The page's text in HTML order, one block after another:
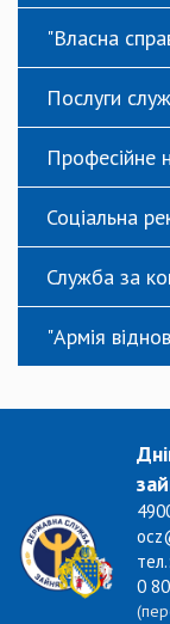
"Власна
Послуги
Професійне
Соціальна
Служба за
"Армія
0